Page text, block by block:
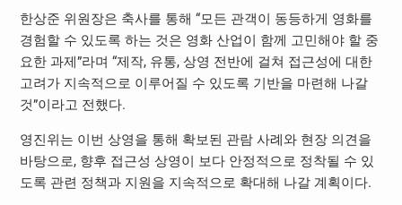
한상준 위원장은 축사를 통해 “모든 관객이 동등하게 영화를
경험할 수 있도록 하는 것은 영화 산업이 함께 고민해야 할 중
요한 과제”라며 “제작, 유통, 상영 전반에 걸쳐 접근성에 대한
고려가 지속적으로 이루어질 수 있도록 기반을 마련해 나갈
것”이라고 전했다.
영진위는 이번 상영을 통해 확보된 관람 사례와 현장 의견을
바탕으로, 향후 접근성 상영이 보다 안정적으로 정착될 수 있
도록 관련 정책과 지원을 지속적으로 확대해 나갈 계획이다.